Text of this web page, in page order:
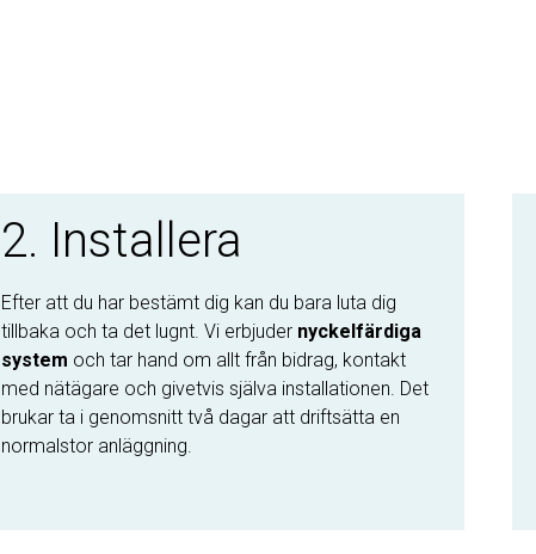
2. Installera
Efter att du har bestämt dig kan du bara luta dig
tillbaka och ta det lugnt. Vi erbjuder nyckelfärdiga
system och tar hand om allt från bidrag, kontakt
med nätägare och givetvis själva installationen. Det
brukar ta i genomsnitt två dagar att driftsätta en
normalstor anläggning.